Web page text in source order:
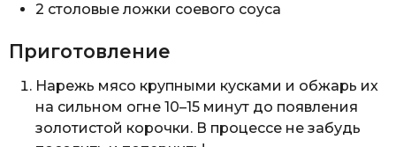
2 столовые ложки соевого соуса
Приготовление
Нарежь мясо крупными кусками и обжарь их
на сильном огне 10–15 минут до появления
золотистой корочки. В процессе не забудь